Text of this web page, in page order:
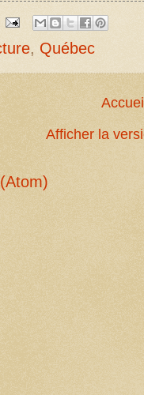
, Québec
Afficher la